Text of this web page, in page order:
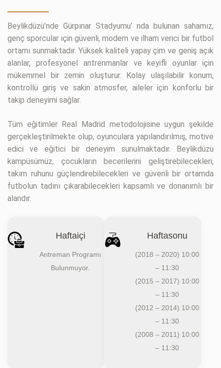
Beylikdüzü’nde Gürpınar Stadyumu’ nda bulunan sahamız,
genç sporcular için güvenli, modern ve ilham verici bir futbol
ortamı sunmaktadır. Yüksek kaliteli yapay çim ve geniş açık
alanlar, profesyonel antrenmanlar ve keyifli oyunlar için
mükemmel bir zemin oluşturur. Kolay ulaşılabilir konum,
kontrollü giriş ve sakin atmosfer, aileler için konforlu bir
takip deneyimi sağlar.
Tüm eğitimler Real Madrid metodolojisine uygun şekilde
gerçekleştirilmekte olup, oyunculara yapılandırılmış, motive
edici ve eğitici bir deneyim sunulmaktadır. Beylikdüzü
kampüsümüz, çocukların becerilerini geliştirebilecekleri,
takım ruhunu güçlendirebilecekleri ve güvenli bir ortamda
futbolun tadını çıkarabilecekleri kapsamlı ve donanımlı bir
alandır.
Haftaiçi
Antreman Programı
Bulunmuyor.
Haftasonu
(2018 – 2020) 10:00
– 11:30
(2015 – 2017) 10:00
– 11:30
(2012 – 2014) 10:00
– 11:30
(2008 – 2011) 10:00
– 11:30